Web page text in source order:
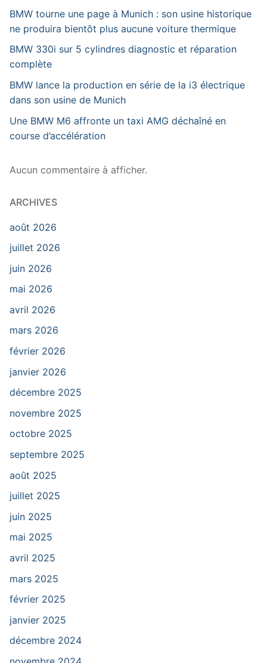
BMW tourne une page à Munich : son usine historique
ne produira bientôt plus aucune voiture thermique
BMW 330i sur 5 cylindres diagnostic et réparation
complète
BMW lance la production en série de la i3 électrique
dans son usine de Munich
Une BMW M6 affronte un taxi AMG déchaîné en
course d’accélération
Aucun commentaire à afficher.
ARCHIVES
août 2026
juillet 2026
juin 2026
mai 2026
avril 2026
mars 2026
février 2026
janvier 2026
décembre 2025
novembre 2025
octobre 2025
septembre 2025
août 2025
juillet 2025
juin 2025
mai 2025
avril 2025
mars 2025
février 2025
janvier 2025
décembre 2024